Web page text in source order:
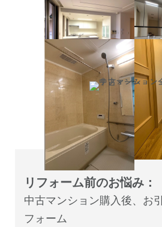
リフォーム前のお悩み：
中古マンション購入後、お
フォーム